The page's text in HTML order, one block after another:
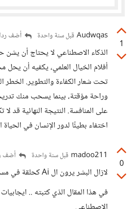
1
Audwqas قبل سنة واحدة أضف ردا
الذكاء الاصطناعي لا يحتاج أن يشن
أفلام الخيال العلمي، يكفيه أن يحل
تحت شعار الكفاءة والتطوير. الخطر
وراحة مؤقتة، بينما يسحب منك
على المنافسة. النتيجة النهائية قد لا
اختفاء بطيئًا لدور الإنسان في الحياة
0
madoo211 قبل سنة واحدة أضف
لازال البشر يرون ال Ai كحلقة في مسار التطور البشري
في هذا المقال الذي كتبته ..